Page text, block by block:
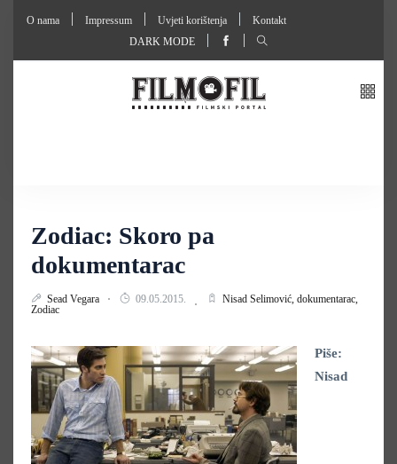
O nama Impressum Uvjeti korištenja
Kontakt
DARK MODE
Zodiac: Skoro pa
dokumentarac
Sead Vegara 09.05.2015. Nisad Selimović, dokumentarac,
Zodiac
Piše:
Nisad